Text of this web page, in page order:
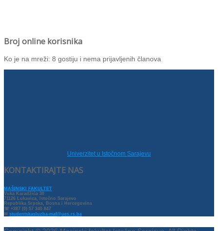
Broj online korisnika
Ko je na mreži: 8 gostiju i nema prijavljenih članova
Univerzitet u Istočnom Sarajevu
KONTAKTIRAJTE NAS
MAŠINSKI FAKULTET
Vuka Karadžića 30
71126 Lukavica, Istočno Sarajevo
Republika Srpska, Bosna i Hercegovina
☏ +387 (0) 57 340 847
✉ studentskasluzba-maf@ues.rs.ba